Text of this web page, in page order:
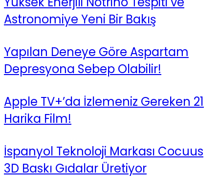
Astronomiye Yeni Bir Bakış
Yapılan Deneye Göre Aspartam
Depresyona Sebep Olabilir!
Apple TV+’da İzlemeniz Gereken 21
Harika Film!
İspanyol Teknoloji Markası Cocuus
3D Baskı Gıdalar Üretiyor